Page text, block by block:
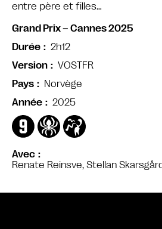
Avec
Renate Reinsve, Stellan
entre père et filles…
Grand Prix – Cannes 2025
Durée
2h12
Version
VOSTFR
Pays
Norvège
Année
2025